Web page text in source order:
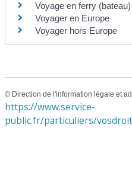
Voyage en ferry
Voyager en Europe
Voyager hors Europe
© Direction de l'information légale et
https://www.service-
public.fr/particuliers/